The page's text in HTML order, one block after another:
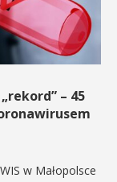
– 45
w Małopolsce